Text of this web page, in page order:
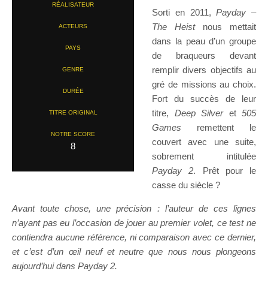
RÉALISATEUR
ACTEURS
PAYS
GENRE
DURÉE
TITRE ORIGINAL
NOTRE SCORE
8
Sorti en 2011,Payday –
The Heistnous mettait
dans la peau d’un groupe
de braqueurs devant
remplir divers objectifs au
gré de missions au choix.
Fort du succès de leur
titre, Deep Silveret 505
Games remettent le
couvert avec une suite,
sobrement intitulée
Payday 2. Prêt pour le
casse du siècle ?
Avant toute chose, une précision : l’auteur de ces lignes
n’ayant pas eu l’occasion de jouer au premier volet, ce test ne
contiendra aucune référence, ni comparaison avec ce dernier,
et c’est d’un œil neuf et neutre que nous nous plongeons
aujourd’hui dans Payday 2.